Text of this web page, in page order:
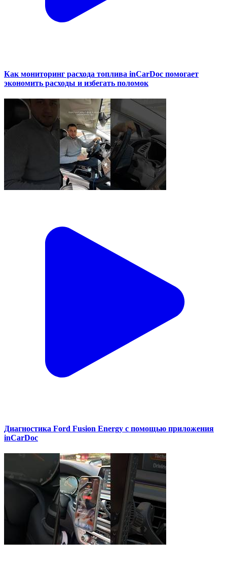
Как мониторинг расхода топлива inCarDoc помогает
экономить расходы и избегать поломок
Диагностика Ford Fusion Energy с помощью приложения
inCarDoc